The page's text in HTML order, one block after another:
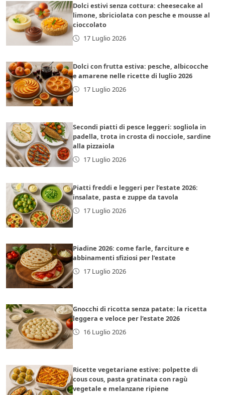
Dolci estivi senza cottura: cheesecake al
limone, sbriciolata con pesche e mousse al
cioccolato
17 Luglio 2026
Dolci con frutta estiva: pesche, albicocche
e amarene nelle ricette di luglio 2026
17 Luglio 2026
Secondi piatti di pesce leggeri: sogliola in
padella, trota in crosta di nocciole, sardine
alla pizzaiola
17 Luglio 2026
Piatti freddi e leggeri per l’estate 2026:
insalate, pasta e zuppe da tavola
17 Luglio 2026
Piadine 2026: come farle, farciture e
abbinamenti sfiziosi per l’estate
17 Luglio 2026
Gnocchi di ricotta senza patate: la ricetta
leggera e veloce per l’estate 2026
16 Luglio 2026
Ricette vegetariane estive: polpette di
cous cous, pasta gratinata con ragù
vegetale e melanzane ripiene